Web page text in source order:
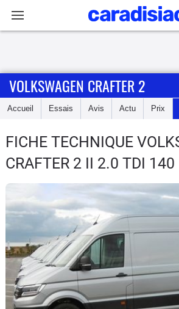
Accueil
Essais
Guide
Utilitaires
Flottes
Auto
VOLKSWAGEN CRAFTER 2
Accueil Essais Avis Actu Prix
FICHE TECHNIQUE
CRAFTER 2 II 2.0 TDI 140